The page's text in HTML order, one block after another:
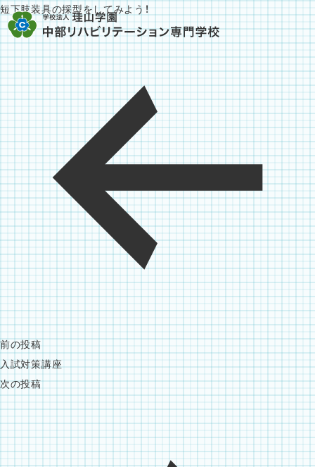
短下肢装具の採型をしてみよう！
投
稿
ナ
ビ
ー
シ
ョ
ン
前の投稿
入試対策講座
次の投稿